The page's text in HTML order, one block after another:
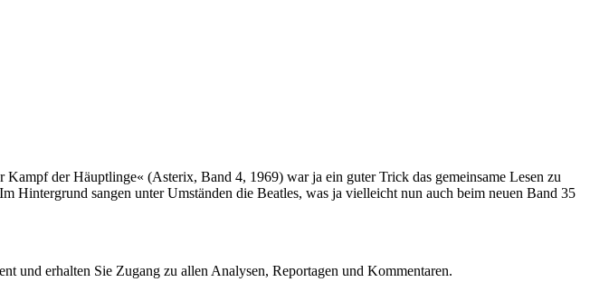
der Häuptlinge« (Asterix, Band 4, 1969) war ja ein guter Trick das gemeinsame Lesen zu
Hintergrund sangen unter Umständen die Beatles, was ja vielleicht nun auch beim neuen Band 35
und erhalten Sie Zugang zu allen Analysen, Reportagen und Kommentaren.